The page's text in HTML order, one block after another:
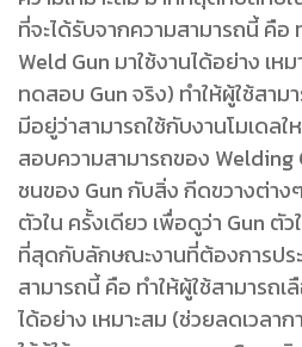
ที่จะได้รับจากความสามารถนี้ คือ
Weld Gun มาใช้งานได้อย่าง เห
ทดสอบ Gun จริง) ทําให้ผู้ใช้สาม
มีอยู่ว่าสามารถใช้กับงานโมเดล
สอบความสามารถของ Welding
ชนของ Gun กับสิ่ง กีดขวางต่า
ตัวใน ครั้งเดียว เพื่อดูว่า Gun ตั
ที่สุดกับลักษณะงานที่ต้องการปร
สามารถนี้ คือ ทําให้ผู้ใช้สามารถเ
ได้อย่าง เหมาะสม (ช่วยลดเวลา